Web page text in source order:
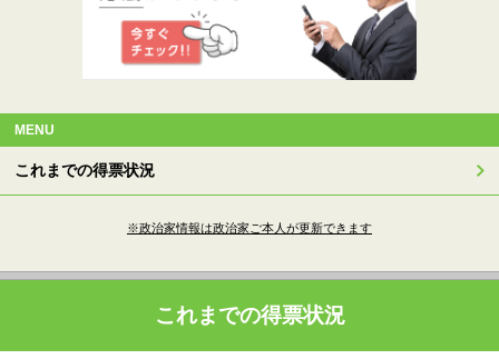
MENU
これまでの得票状況
※政治家情報は政治家ご本人が更新できます
これまでの得票状況